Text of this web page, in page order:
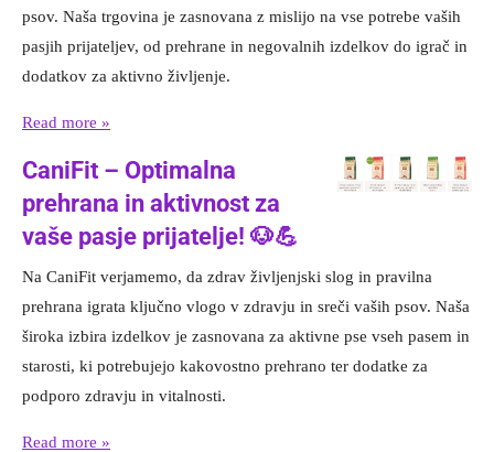
psov. Naša trgovina je zasnovana z mislijo na vse potrebe vaših
pasjih prijateljev, od prehrane in negovalnih izdelkov do igrač in
dodatkov za aktivno življenje.
Read more »
CaniFit – Optimalna
prehrana in aktivnost za
vaše pasje prijatelje! 🐶💪
Na CaniFit verjamemo, da zdrav življenjski slog in pravilna
prehrana igrata ključno vlogo v zdravju in sreči vaših psov. Naša
široka izbira izdelkov je zasnovana za aktivne pse vseh pasem in
starosti, ki potrebujejo kakovostno prehrano ter dodatke za
podporo zdravju in vitalnosti.
Read more »